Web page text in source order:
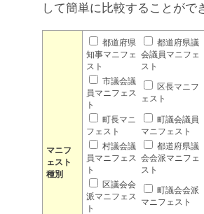
して簡単に比較することがで
マニフ
ェスト
種別
都道府県
知事マニフェ
スト
都道府県議
会議員マニフェ
スト
市議会議
員マニフェス
ト
区長マニフ
ェスト
町長マニ
フェスト
町議会議員
マニフェスト
村議会議
員マニフェス
ト
都道府県議
会会派マニフェ
スト
区議会会
派マニフェス
ト
町議会会派
マニフェスト